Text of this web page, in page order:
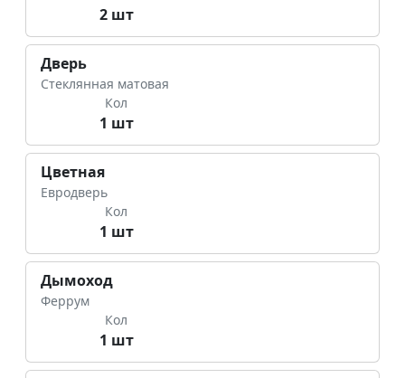
2 шт
Дверь
Стеклянная матовая
Кол
1 шт
Цветная
Евродверь
Кол
1 шт
Дымоход
Феррум
Кол
1 шт